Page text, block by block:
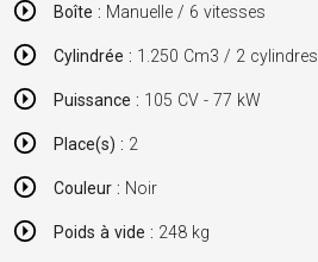
Boîte : Manuelle / 6 vitesses
Cylindrée : 1.250 Cm3 / 2 cylindres
Puissance : 105 CV - 77 kW
Place(s) : 2
Couleur : Noir
Poids à vide : 248 kg